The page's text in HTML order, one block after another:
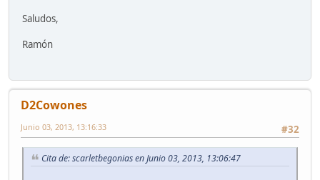
Saludos,
Ramón
D2Cowones
#32
Junio 03, 2013, 13:16:33
Cita de: scarletbegonias en Junio 03, 2013, 13:06:47